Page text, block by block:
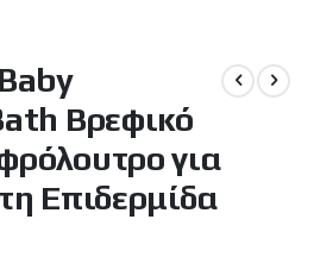
Βρεφικό
για
Επιδερμίδα